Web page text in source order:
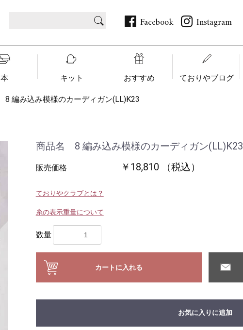
Facebook Instagram
本 キット おすすめ ておりやブログ
8 編み込み模様のカーディガン(LL)K23
商品名 8 編み込み模様のカーディガン(LL)K23
販売価格 ￥18,810 （税込）
ておりやクラブとは？
糸の表示重量について
数量
カートに入れる
お気に入りに追加